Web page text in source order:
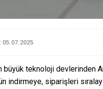
05.07.2025
büyük teknoloji devlerinden
indirmeye, siparişleri